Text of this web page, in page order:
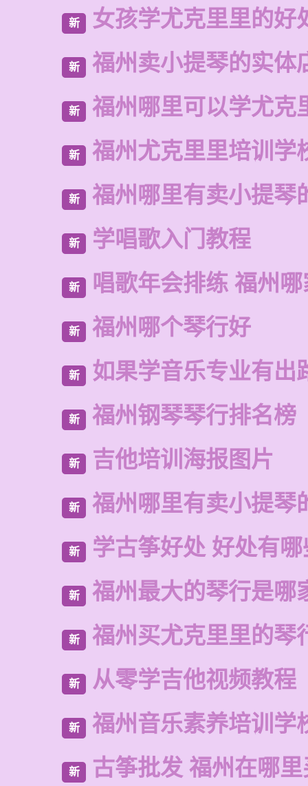
新 女孩学尤克里里的好
新 福州卖小提琴的实体
新 福州哪里可以学尤克
新 福州尤克里里培训学
新 福州哪里有卖小提琴
新 学唱歌入门教程
新 唱歌年会排练 福州
新 福州哪个琴行好
新 如果学音乐专业有出
新 福州钢琴琴行排名榜
新 吉他培训海报图片
新 福州哪里有卖小提琴
新 学古筝好处 好处有哪
新 福州最大的琴行是哪
新 福州买尤克里里的琴
新 从零学吉他视频教程
新 福州音乐素养培训学
新 古筝批发 福州在哪